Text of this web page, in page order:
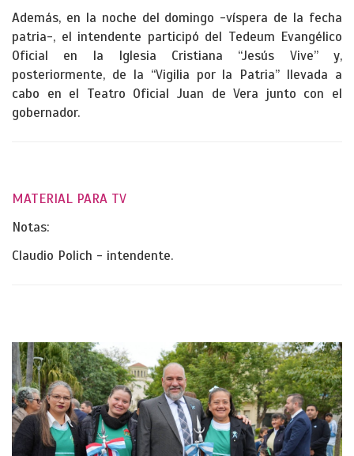
Además, en la noche del domingo -víspera de la fecha
patria-, el intendente participó del Tedeum Evangélico
Oficial en la Iglesia Cristiana “Jesús Vive” y,
posteriormente, de la “Vigilia por la Patria” llevada a
cabo en el Teatro Oficial Juan de Vera junto con el
gobernador.
MATERIAL PARA TV
Notas:
Claudio Polich - intendente.